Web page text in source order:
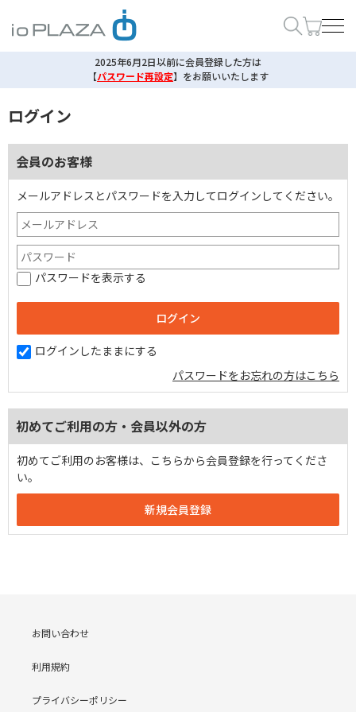
2025年6月2日以前に会員登録した方は
【パスワード再設定】 をお願いいたします
ログイン
会員のお客様
メールアドレスとパスワードを入力してログインしてください。
パスワードを表示する
ログインしたままにする
パスワードをお忘れの方はこちら
初めてご利用の方・会員以外の方
初めてご利用のお客様は、こちらから会員登録を行ってくださ
い。
お問い合わせ
利用規約
プライバシーポリシー